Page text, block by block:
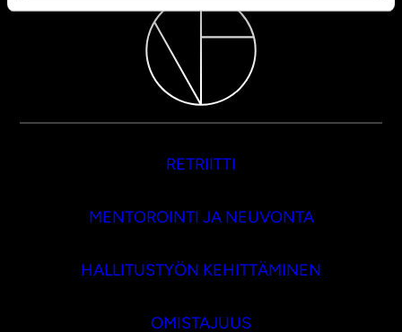
RETRIITTI
MENTOROINTI JA NEUVONTA
HALLITUSTYÖN KEHITTÄMINEN
OMISTAJUUS